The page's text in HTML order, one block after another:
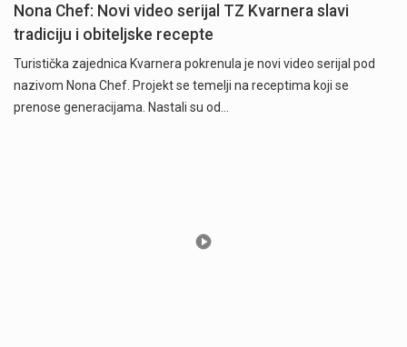
Nona Chef: Novi video serijal TZ Kvarnera slavi
tradiciju i obiteljske recepte
Turistička zajednica Kvarnera pokrenula je novi video serijal pod
nazivom Nona Chef. Projekt se temelji na receptima koji se
prenose generacijama. Nastali su od…